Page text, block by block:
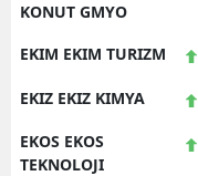
KONUT GMYO
EKIM EKIM TURIZM
EKIZ EKIZ KIMYA
EKOS EKOS
TEKNOLOJI